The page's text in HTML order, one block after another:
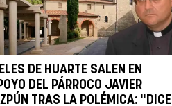
DE HUARTE SALEN EN
DEL PÁRROCO JAVIER
TRAS LA POLÉMICA: "DICE